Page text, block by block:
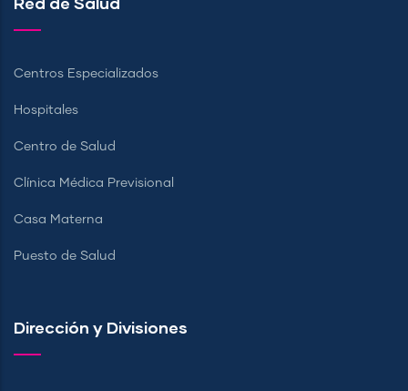
Centros Especializados
Hospitales
Centro de Salud
Clínica Médica Previsional
Casa Materna
Puesto de Salud
Dirección y Divisiones